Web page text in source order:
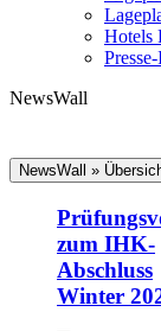
Hotels
NewsWall
NewsWall »
zum IHK-
Abschluss
Winter